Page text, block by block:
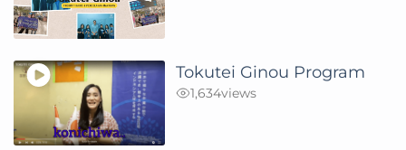
Tokutei Ginou Program
1,634views